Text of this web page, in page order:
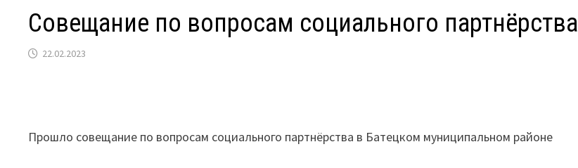
Совещание по вопросам социального партнёрства
22.02.2023
Прошло совещание по вопросам социального партнёрства в Батецком муниципальном районе